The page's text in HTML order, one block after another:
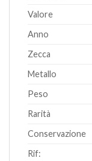
Valore
Anno
Zecca
Metallo
Peso
Rarità
Conservazione
Rif: